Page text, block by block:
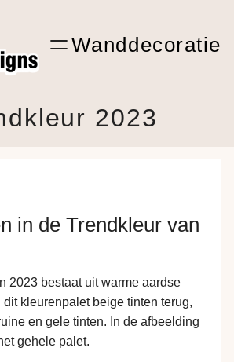
Shop Kunst
Wanddecoratie
2023
in de Trendkleur van
2023 bestaat uit warme aardse
kleurenpalet beige tinten terug,
en gele tinten. In de afbeelding
gehele palet.